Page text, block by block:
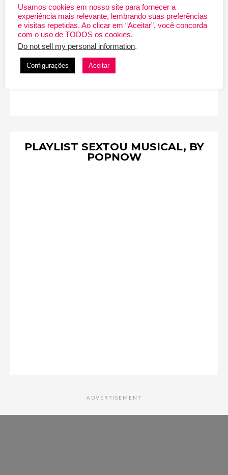
PLAYLIST SEXTOU MUSICAL, BY
POPNOW
ADVERTISEMENT
Usamos cookies em nosso site para fornecer a
experiência mais relevante, lembrando suas preferências
e visitas repetidas. Ao clicar em “Aceitar”, você concorda
com o uso de TODOS os cookies.
Do not sell my personal information.
Configurações Aceitar